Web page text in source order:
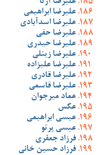
علیرضا آرتا
علیرضا ابراهیمی
علیرضا اسدآبادی
علیرضا حقی
علیرضا حیدری
علیرضا زینلی
علیرضا علیزاده
علیرضا قادری
علیرضا قاسمی
عماد میرجوان
عکس
عیسی ابراهیمی
عیسی پرتو
فرزاد جعفری
فرزاد حسین خانی